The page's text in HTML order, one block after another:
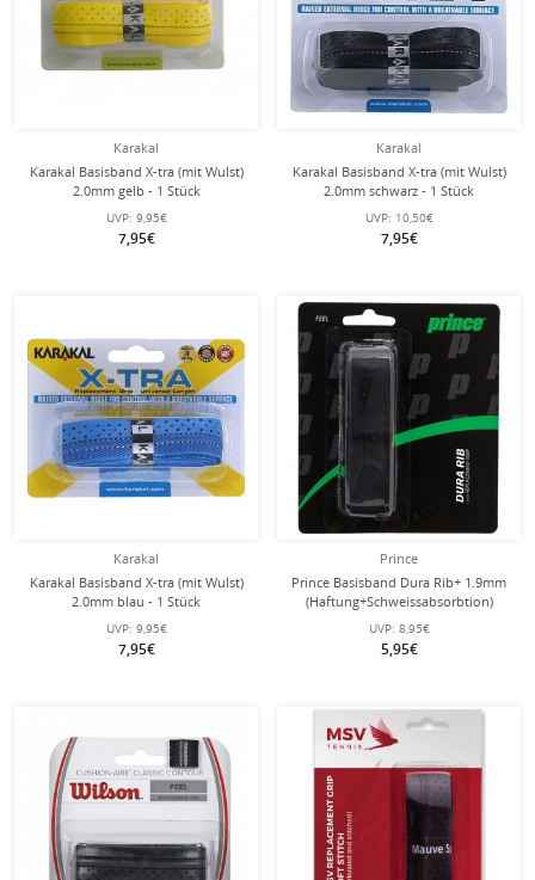
Karakal
Karakal Basisband X-tra (mit Wulst)
2.0mm gelb - 1 Stück
UVP: 9,95€
7,95€
Karakal
Karakal Basisband X-tra (mit Wulst)
2.0mm schwarz - 1 Stück
UVP: 10,50€
7,95€
Karakal
Karakal Basisband X-tra (mit Wulst)
2.0mm blau - 1 Stück
UVP: 9,95€
7,95€
Prince
Prince Basisband Dura Rib+ 1.9mm
(Haftung+Schweissabsorbtion)
schwarz - 1 Stück
UVP: 8,95€
5,95€